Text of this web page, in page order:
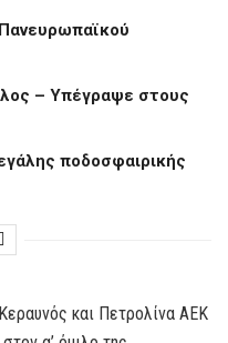
– Υπέγραψε στους
ποδοσφαιρικής
και Πετρολίνα ΑΕΚ